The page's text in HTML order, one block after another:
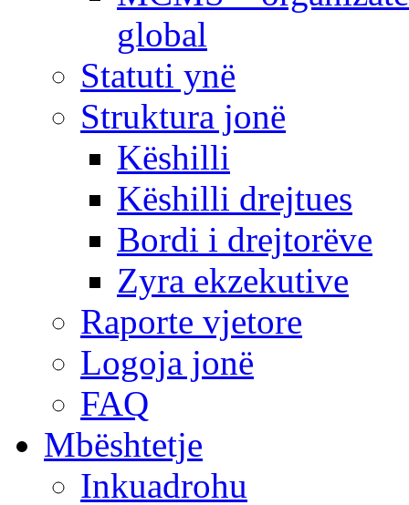
global
Statuti ynë
Struktura jonë
Këshilli
Këshilli drejtues
Bordi i drejtorëve
Zyra ekzekutive
Raporte vjetore
Logoja jonë
FAQ
Mbështetje
Inkuadrohu